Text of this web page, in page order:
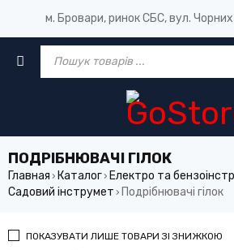
м. Бровари, ринок СБС, вул.
ПОДРІБНЮВАЧІ ГІЛОК
Главная › Каталог› Електро та
Садовий інструмет › Подрібнювачі гілок
ПОКАЗУВАТИ ЛИШЕ ТОВАРИ ЗІ ЗНИЖКОЮ